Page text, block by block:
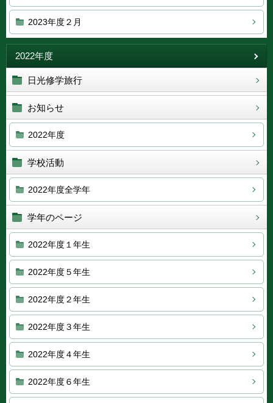
2023年度２月
2022年度
日光修学旅行
お知らせ
2022年度
学校活動
2022年度全学年
学年のページ
2022年度１年生
2022年度５年生
2022年度２年生
2022年度３年生
2022年度４年生
2022年度６年生